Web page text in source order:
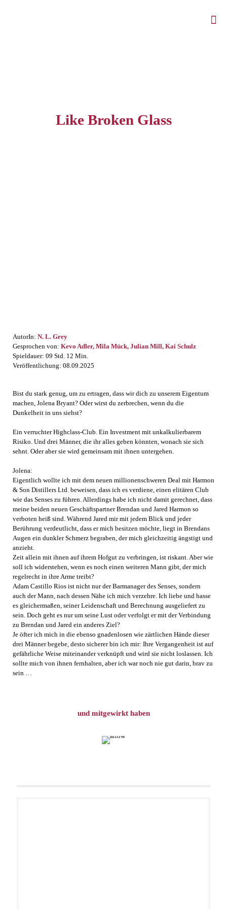
Like Broken Glass
AutorIn: N. L. Grey
Gesprochen von: Kevo Adler, Mila Mück, Julian Mill, Kai Schulz
Spieldauer: 09 Std. 12 Min.
Veröffentlichung: 08.09.2025
Bist du stark genug, um zu ertragen, dass wir dich zu unserem Eigentum
machen, Jolena Bryant? Oder wirst du zerbrechen, wenn du die
Dunkelheit in uns siehst?
Ein verruchter Highclass-Club. Ein Investment mit unkalkulierbarem
Risiko. Und drei Männer, die ihr alles geben könnten, wonach sie sich
sehnt. Oder aber sie wird gemeinsam mit ihnen untergehen.
Jolena:
Eigentlich wollte ich mit dem neuen millionenschweren Deal mit Harmon
& Son Distillers Ltd. beweisen, dass ich es verdiene, einen elitären Club
wie das Senses zu führen. Allerdings habe ich nicht damit gerechnet, dass
meine beiden neuen Geschäftspartner Brendan und Jared Harmon so
verboten heiß sind. Während Jared mir mit jedem Blick und jeder
Berührung verdeutlicht, dass er mich besitzen möchte, liegt in Brendans
Augen ein dunkler Schmerz begraben, der mich gleichzeitig ängstigt und
anzieht.
Zeit allein mit ihnen auf ihrem Hofgut zu verbringen, ist riskant. Aber wie
soll ich widerstehen, wenn es noch einen weiteren Mann gibt, der mich
regelrecht in ihre Arme treibt?
Adam Castillo Rios ist nicht nur der Barmanager des Senses, sondern
auch der Mann, nach dessen Nähe ich mich verzehre. Ich liebe und hasse
es gleichermaßen, seiner Leidenschaft und Berechnung ausgeliefert zu
sein. Doch geht es nur um seine Lust oder verfolgt er mit der Verbindung
zu Brendan und Jared ein anderes Ziel?
Je öfter ich mich in die ebenso gnadenlosen wie zärtlichen Hände dieser
drei Männer begebe, desto sicherer bin ich mir: Ihre Vergangenheit ist auf
gefährliche Weise miteinander verknüpft und wird sie nicht loslassen. Ich
sollte mich von ihnen fernhalten, aber ich war noch nie gut darin, brav zu
sein …
und mitgewirkt haben